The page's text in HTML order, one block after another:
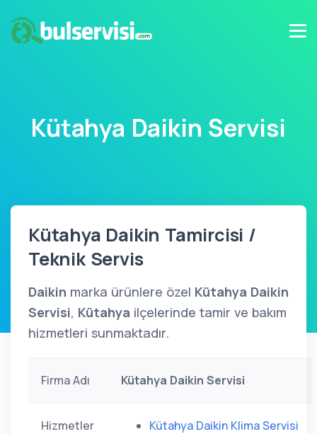
Kütahya Daikin Servisi
Kütahya Daikin Tamircisi /
Teknik Servis
Daikin marka ürünlere özel Kütahya Daikin
Servisi, Kütahya ilçelerinde tamir ve bakım
hizmetleri sunmaktadır.
Firma Adı Kütahya Daikin Servisi
Hizmetler
Kütahya Daikin Klima Servisi